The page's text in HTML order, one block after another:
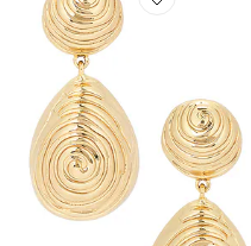
Favorite